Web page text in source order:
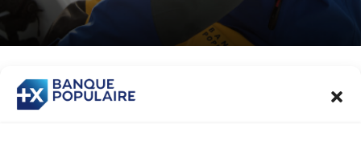
CONTENU
Beach, sur le plan d'eau des
Jeux Olympiques 2028